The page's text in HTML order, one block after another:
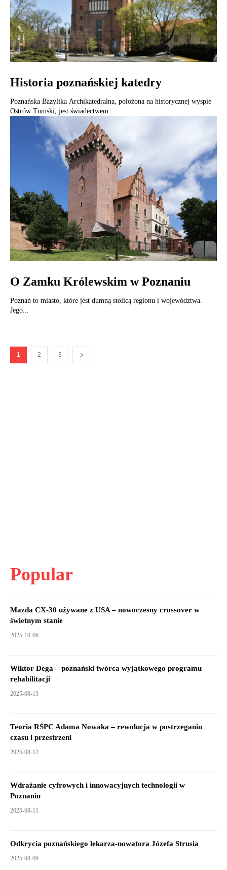
Historia poznańskiej katedry
Poznańska Bazylika Archikatedralna, położona na historycznej wyspie
Ostrów Tumski, jest świadectwem...
O Zamku Królewskim w Poznaniu
Poznań to miasto, które jest dumną stolicą regionu i województwa.
Jego...
1 2 3
Popular
Mazda CX-30 używane z USA – nowoczesny crossover w
świetnym stanie
2025-10-06
Wiktor Dega – poznański twórca wyjątkowego programu
rehabilitacji
2025-08-13
Teoria RŚPC Adama Nowaka – rewolucja w postrzeganiu
czasu i przestrzeni
2025-08-12
Wdrażanie cyfrowych i innowacyjnych technologii w
Poznaniu
2025-08-11
Odkrycia poznańskiego lekarza-nowatora Józefa Strusia
2025-08-09